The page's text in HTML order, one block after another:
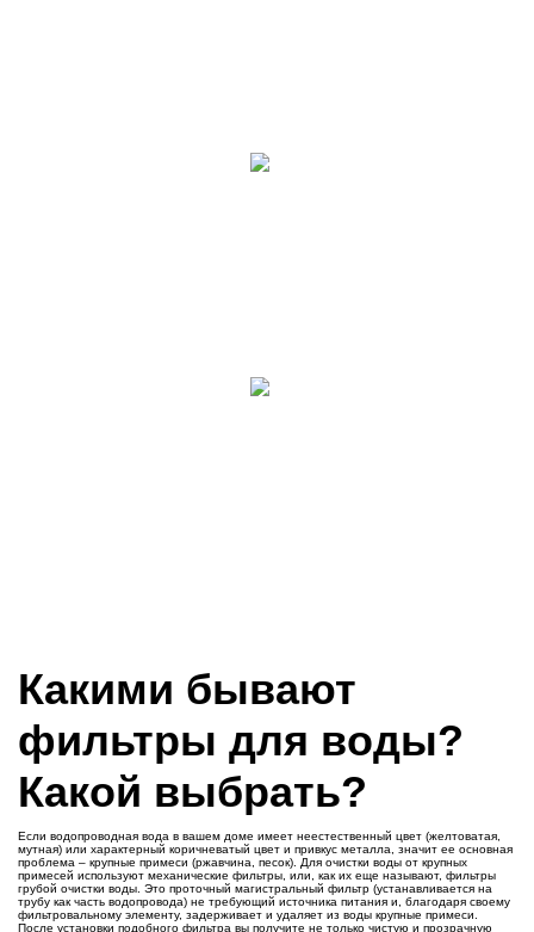
Какими бывают
фильтры для воды?
Какой выбрать?
Если водопроводная вода в вашем доме имеет неестественный цвет (желтоватая,
мутная) или характерный коричневатый цвет и привкус металла, значит ее основная
проблема – крупные примеси (ржавчина, песок). Для очистки воды от крупных
примесей используют механические фильтры, или, как их еще называют, фильтры
грубой очистки воды. Это проточный магистральный фильтр (устанавливается на
трубу как часть водопровода) не требующий источника питания и, благодаря своему
фильтровальному элементу, задерживает и удаляет из воды крупные примеси.
После установки подобного фильтра вы получите не только чистую и прозрачную